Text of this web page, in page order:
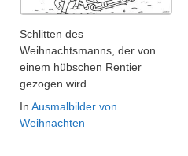
Schlitten des
Weihnachtsmanns, der von
einem hübschen Rentier
gezogen wird
In Ausmalbilder von
Weihnachten